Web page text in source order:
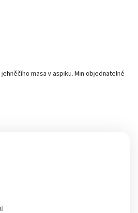
masa v aspiku. Min objednatelné